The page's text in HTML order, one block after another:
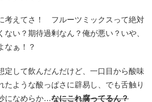
考えてさ！ フルーツミックスって絶対
ない？期待過剰なん？俺が悪い？いや、
なぁ！？
定して飲んだんだけど、一口目から酸味
たような酸っぱさに辟易し、でも舌触り
になめらか…なにこれ腐ってるん？